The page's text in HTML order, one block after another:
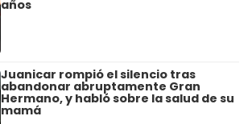
años
Juanicar rompió el silencio tras
abandonar abruptamente Gran
Hermano, y habló sobre la salud de su
mamá